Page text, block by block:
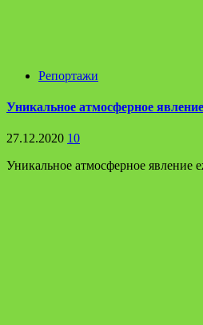
Репортажи
Уникальное атмосферное
27.12.2020 10
Уникальное атмосферное явление